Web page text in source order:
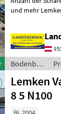
und mehr
Schnittbreite
verstellbar, Streifenkörper,
/ Lemken
Lemken
8 5 N100